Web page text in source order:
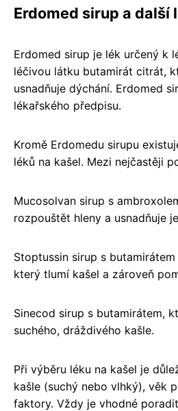
Erdomed sirup a další
Erdomed sirup je lék určený k
léčivou látku butamirát citrát,
usnadňuje dýchání. Erdomed
lékařského předpisu.
Kromě Erdomedu sirupu
léků na kašel. Mezi nejčastěji
Mucosolvan sirup s
rozpouštět hleny a usnadňuje
Stoptussin sirup s
který tlumí kašel a zároveň
Sinecod sirup s butamirátem,
suchého, dráždivého kašle.
Při výběru léku na kašel je
kašle (suchý nebo vlhký), věk
faktory. Vždy je vhodné